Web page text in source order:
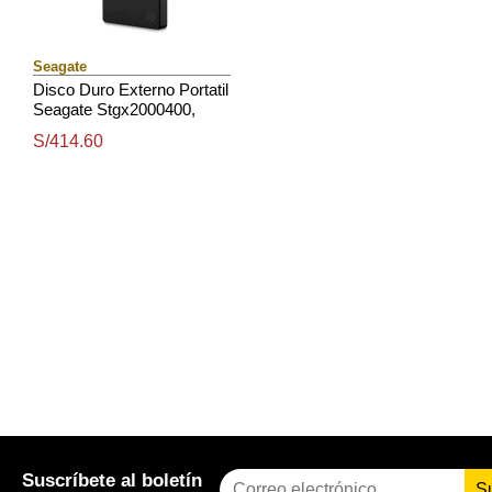
Seagate
Disco Duro Externo Portatil
Seagate Stgx2000400,
S/414.60
Suscríbete al boletín